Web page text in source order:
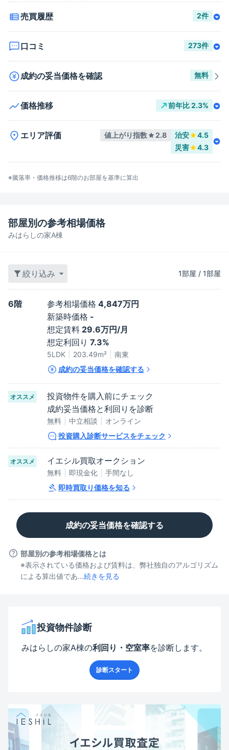
売買履歴 2件
口コミ 273件
成約の妥当価格を確認 無料
価格推移 前年比2.3%
エリア評価 値上がり指数 2.8 治安
4.5
災害
4.3
※騰落率・価格推移は6階のお部屋を基準に算出
みはらしの家A棟
部屋別の参考相場価格
絞り込み 1部屋 / 1部屋
6階 参考相場価格 4,847万円
新築時価格 -
想定賃料 29.6万円/月
想定利回り 7.3%
5LDK 203.49m²
南東
成約の妥当価格を確認する
オススメ
投資物件を購入前にチェック
成約妥当価格と利回りを診断
無料 中立相談
オンライン
投資購入診断サービスをチェック
オススメ イエシル買取オークション
無料 即現金化
手間なし
即時買取り価格を知る
成約の妥当価格を確認する
部屋別の参考相場価格とは
※表示されている価格および賃料は、弊社独自のアルゴリズム
による算出値であ...続きを見る
投資物件診断
みはらしの家A棟の利回り・空室率を診断します。
診断スタート